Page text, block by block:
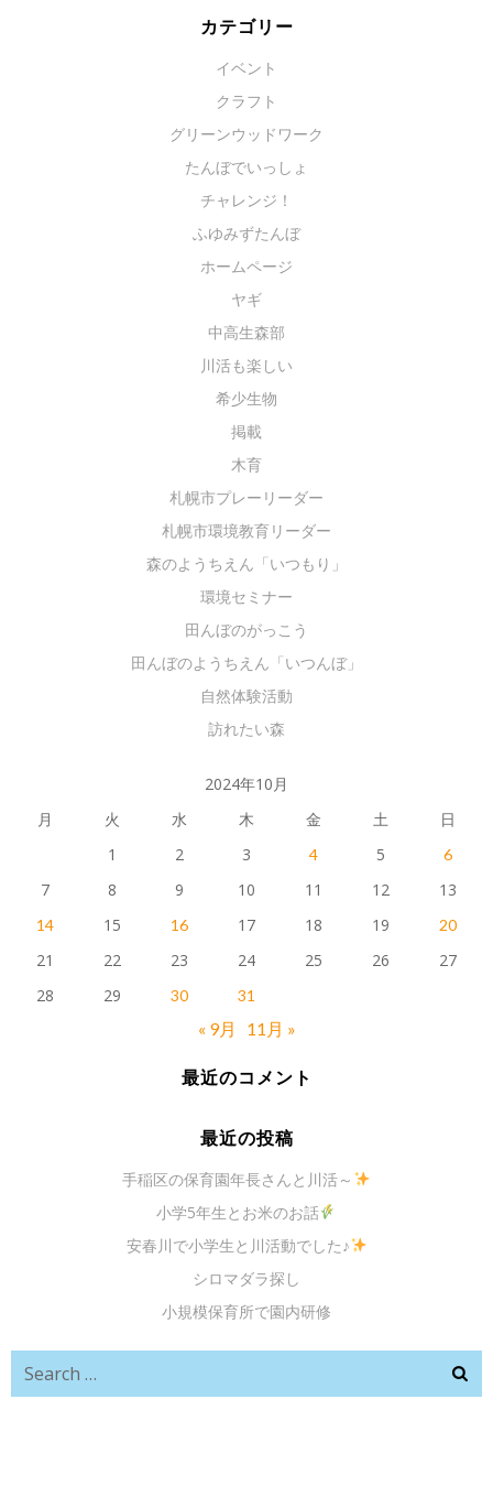
カテゴリー
イベント
クラフト
グリーンウッドワーク
たんぼでいっしょ
チャレンジ！
ふゆみずたんぼ
ホームページ
ヤギ
中高生森部
川活も楽しい
希少生物
掲載
木育
札幌市プレーリーダー
札幌市環境教育リーダー
森のようちえん「いつもり」
環境セミナー
田んぼのがっこう
田んぼのようちえん「いつんぼ」
自然体験活動
訪れたい森
2024年10月
月
火 水 木 金 土
日
1
2 3 4 5 6
7 8 9 10 11 12 13
14 15 16 17 18 19 20
21 22 23 24 25 26
27
28
29 30 31
« 9月 11月 »
最近のコメント
最近の投稿
手稲区の保育園年長さんと川活～
小学5年生とお米のお話
安春川で小学生と川活動でした♪
シロマダラ探し
小規模保育所で園内研修
Search